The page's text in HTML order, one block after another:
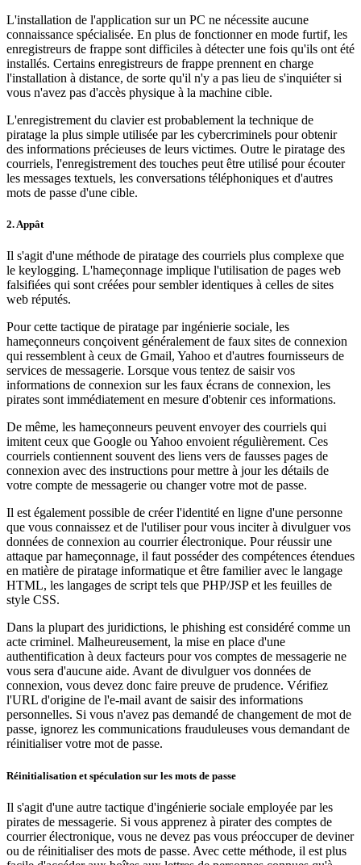
L'installation de l'application sur un PC ne nécessite aucune
connaissance spécialisée. En plus de fonctionner en mode furtif, les
enregistreurs de frappe sont difficiles à détecter une fois qu'ils ont été
installés. Certains enregistreurs de frappe prennent en charge
l'installation à distance, de sorte qu'il n'y a pas lieu de s'inquiéter si
vous n'avez pas d'accès physique à la machine cible.
L'enregistrement du clavier est probablement la technique de
piratage la plus simple utilisée par les cybercriminels pour obtenir
des informations précieuses de leurs victimes. Outre le piratage des
courriels, l'enregistrement des touches peut être utilisé pour écouter
les messages textuels, les conversations téléphoniques et d'autres
mots de passe d'une cible.
2. Appât
Il s'agit d'une méthode de piratage des courriels plus complexe que
le keylogging. L'hameçonnage implique l'utilisation de pages web
falsifiées qui sont créées pour sembler identiques à celles de sites
web réputés.
Pour cette tactique de piratage par ingénierie sociale, les
hameçonneurs conçoivent généralement de faux sites de connexion
qui ressemblent à ceux de Gmail, Yahoo et d'autres fournisseurs de
services de messagerie. Lorsque vous tentez de saisir vos
informations de connexion sur les faux écrans de connexion, les
pirates sont immédiatement en mesure d'obtenir ces informations.
De même, les hameçonneurs peuvent envoyer des courriels qui
imitent ceux que Google ou Yahoo envoient régulièrement. Ces
courriels contiennent souvent des liens vers de fausses pages de
connexion avec des instructions pour mettre à jour les détails de
votre compte de messagerie ou changer votre mot de passe.
Il est également possible de créer l'identité en ligne d'une personne
que vous connaissez et de l'utiliser pour vous inciter à divulguer vos
données de connexion au courrier électronique. Pour réussir une
attaque par hameçonnage, il faut posséder des compétences étendues
en matière de piratage informatique et être familier avec le langage
HTML, les langages de script tels que PHP/JSP et les feuilles de
style CSS.
Dans la plupart des juridictions, le phishing est considéré comme un
acte criminel. Malheureusement, la mise en place d'une
authentification à deux facteurs pour vos comptes de messagerie ne
vous sera d'aucune aide. Avant de divulguer vos données de
connexion, vous devez donc faire preuve de prudence. Vérifiez
l'URL d'origine de l'e-mail avant de saisir des informations
personnelles. Si vous n'avez pas demandé de changement de mot de
passe, ignorez les communications frauduleuses vous demandant de
réinitialiser votre mot de passe.
Réinitialisation et spéculation sur les mots de passe
Il s'agit d'une autre tactique d'ingénierie sociale employée par les
pirates de messagerie. Si vous apprenez à pirater des comptes de
courrier électronique, vous ne devez pas vous préoccuper de deviner
ou de réinitialiser des mots de passe. Avec cette méthode, il est plus